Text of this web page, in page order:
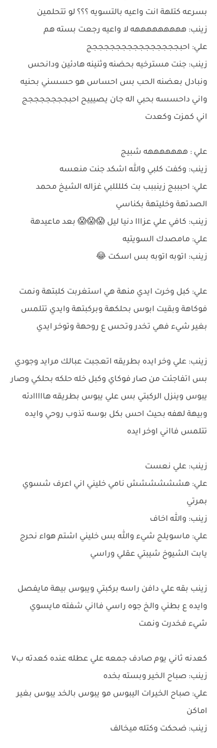
بسرعه كتلهة انت واعيه بالتسويه ؟؟؟ لو تتحلمين
زينب: هههههههههه لا واعيه رجعت بسته هم
علي: احبجججججججججججججججج
زينب: جنت مسترخيه بحضنه وثنينه هادئين ودانحس
ونبادل بعضنه الحب بس احساس هو حسسني بحنيه
واني داحسسه بحبي اله جان يصيييح احبجججججججج
اني كمزت وكعدت
علي : هههههههه شبيج
زينب: وكفت كلبي والله اشكد جنت منعسه
علي: احبببج زينببب بت كللللبي غزاله الشيخ محمد
الصدتهة وخليتهة بكناسي
زينب: كافي علي عزااا دنيا ليل 😱😱😱 بعد ماعيدهة
علي: مامصدك السويتيه
زينب: اتوبه اتوبه بس اسكت 😂
علي: كبل وخرت ايدي منهة هي استغربت كلبتهة ونمت
فوكاهة وبقيت ابوس بحلكهة وبركبتهة وايدي تتلمس
بغير شيء فهي تخدر وتحس ع روحهة وتوخر ايدي
زينب: علي وخر ايده بطريقه اتعجبت عبالك مرايد وجودي
بس اتفاجئت من صار فوكاي وكبل خله حلكه بحلكي وصار
يبوس وينزل الركبتي بس علي يبوس بطريقه هااااادئه
وبيهة لهفه بحيث احس بكل بوسه تذوب روحي وايده
تتلمس فااني اوخر ايده
زينب: علي نعست
علي: هشششششش نامي خليني اني اعرف شسوي
بمرتي
زينب: والله اخاف
علي: ماسويلج شيء والله بس خليني اشتم هواء نحرج
يابت الشيوخ شيبتي عقلي وراسي
زينب بقه علي دافن راسه بركبتي ويبوس بيهة مايفصل
وايده ع بطني والخ جوه راسي فااني شفته مايسوي
شيء فخدرت ونمت
كعدنه ثاني يوم صادف جمعه علي عطله عنده كعدته ب٧
زينب: صباح الخير وبسته بخده
علي: صباح الخيرات اليبوس مو يبوس بالخد يبوس بغير
اماكن
زينب: ضحكت وكتله ميخالف